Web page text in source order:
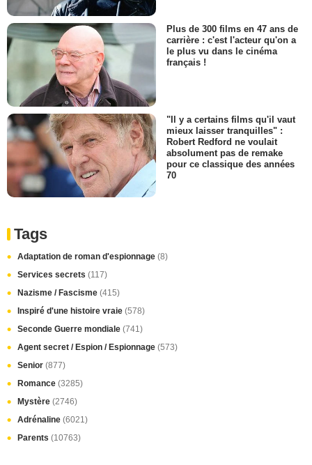
Plus de 300 films en 47 ans de
carrière : c'est l'acteur qu'on a
le plus vu dans le cinéma
français !
"Il y a certains films qu'il vaut
mieux laisser tranquilles" :
Robert Redford ne voulait
absolument pas de remake
pour ce classique des années
70
Tags
Adaptation de roman d'espionnage (8)
Services secrets (117)
Nazisme / Fascisme (415)
Inspiré d'une histoire vraie (578)
Seconde Guerre mondiale (741)
Agent secret / Espion / Espionnage (573)
Senior (877)
Romance (3285)
Mystère (2746)
Adrénaline (6021)
Parents (10763)